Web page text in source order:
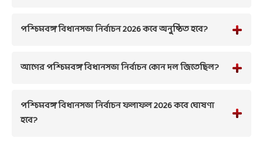
পশ্চিমবঙ্গ বিধানসভা নির্বাচন 2026 কবে অনুষ্ঠিত হবে?
আগের পশ্চিমবঙ্গ বিধানসভা নির্বাচন কোন দল জিতেছিল?
পশ্চিমবঙ্গ বিধানসভা নির্বাচন ফলাফল 2026 কবে ঘোষণা
হবে?